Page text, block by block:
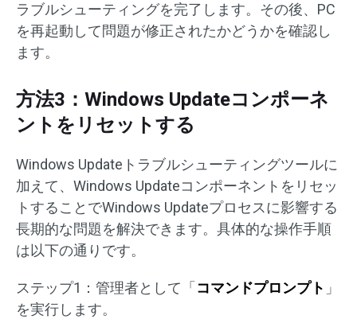
ラブルシューティングを完了します。その後、PC
を再起動して問題が修正されたかどうかを確認し
ます。
方法3：Windows Updateコンポーネ
ントをリセットする
Windows Updateトラブルシューティングツールに
加えて、Windows Updateコンポーネントをリセッ
トすることでWindows Updateプロセスに影響する
長期的な問題を解決できます。具体的な操作手順
は以下の通りです。
ステップ1：管理者として「 コマンドプロンプト 」
を実行します。